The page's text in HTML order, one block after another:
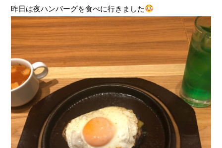
昨日は夜ハンバーグを食べに行きました